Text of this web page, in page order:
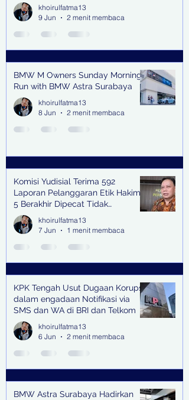
Jalan
khoirulfatma13
9 Jun
2 menit membaca
BMW M Owners Sunday Morning
Run with BMW Astra Surabaya
khoirulfatma13
8 Jun
2 menit membaca
Komisi Yudisial Terima 592
Laporan Pelanggaran Etik Hakim,
5 Berakhir Dipecat Tidak
Terhormat
khoirulfatma13
7 Jun
1 menit membaca
KPK Tengah Usut Dugaan Korupsi
dalam engadaan Notifikasi via
SMS dan WA di BRI dan Telkom
khoirulfatma13
6 Jun
2 menit membaca
BMW Astra Surabaya Hadirkan